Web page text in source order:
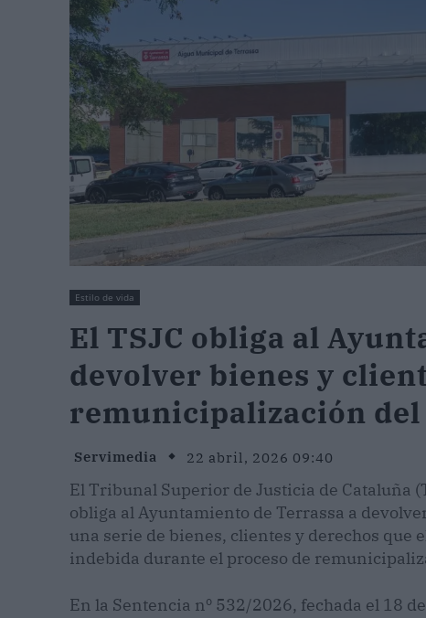
Estilo de vida
El TSJC obliga al
devolver bienes y
remunicipalización del
Servimedia 22 abril, 2026 09:40
El Tribunal Superior de Justicia de Cataluña
obliga al Ayuntamiento de Terrassa a
una serie de bienes, clientes y derechos que
indebida durante el proceso de
En la Sentencia nº 532/2026, fechada el 18